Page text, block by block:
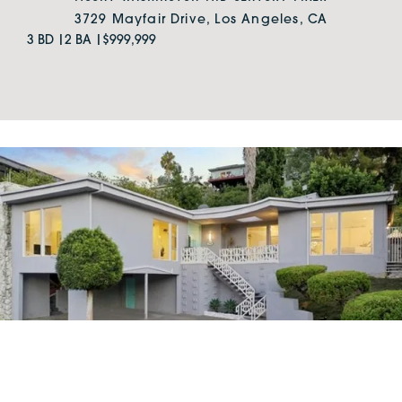
3729 Mayfair Drive, Los Angeles, CA
3 BD | 2 BA | $999,999